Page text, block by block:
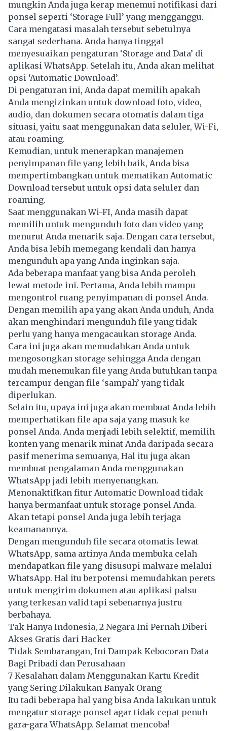
mungkin Anda juga kerap menemui notifikasi dari
ponsel seperti ‘Storage Full’ yang mengganggu.
Cara mengatasi masalah tersebut sebetulnya
sangat sederhana. Anda hanya tinggal
menyesuaikan pengaturan ‘Storage and Data’ di
aplikasi WhatsApp. Setelah itu, Anda akan melihat
opsi ‘Automatic Download’.
Di pengaturan ini, Anda dapat memilih apakah
Anda mengizinkan untuk download foto, video,
audio, dan dokumen secara otomatis dalam tiga
situasi, yaitu saat menggunakan data seluler, Wi-Fi,
atau roaming.
Kemudian, untuk menerapkan manajemen
penyimpanan file yang lebih baik, Anda bisa
mempertimbangkan untuk mematikan Automatic
Download tersebut untuk opsi data seluler dan
roaming.
Saat menggunakan Wi-FI, Anda masih dapat
memilih untuk mengunduh foto dan video yang
menurut Anda menarik saja. Dengan cara tersebut,
Anda bisa lebih memegang kendali dan hanya
mengunduh apa yang Anda inginkan saja.
Ada beberapa manfaat yang bisa Anda peroleh
lewat metode ini. Pertama, Anda lebih mampu
mengontrol ruang penyimpanan di ponsel Anda.
Dengan memilih apa yang akan Anda unduh, Anda
akan menghindari mengunduh file yang tidak
perlu yang hanya mengacaukan storage Anda.
Cara ini juga akan memudahkan Anda untuk
mengosongkan storage sehingga Anda dengan
mudah menemukan file yang Anda butuhkan tanpa
tercampur dengan file ‘sampah’ yang tidak
diperlukan.
Selain itu, upaya ini juga akan membuat Anda lebih
memperhatikan file apa saja yang masuk ke
ponsel Anda. Anda menjadi lebih selektif, memilih
konten yang menarik minat Anda daripada secara
pasif menerima semuanya, Hal itu juga akan
membuat pengalaman Anda menggunakan
WhatsApp jadi lebih menyenangkan.
Menonaktifkan fitur Automatic Download tidak
hanya bermanfaat untuk storage ponsel Anda.
Akan tetapi ponsel Anda juga lebih terjaga
keamanannya.
Dengan mengunduh file secara otomatis lewat
WhatsApp, sama artinya Anda membuka celah
mendapatkan file yang disusupi malware melalui
WhatsApp. Hal itu berpotensi memudahkan perets
untuk mengirim dokumen atau aplikasi palsu
yang terkesan valid tapi sebenarnya justru
berbahaya.
Tak Hanya Indonesia, 2 Negara Ini Pernah Diberi
Akses Gratis dari Hacker
Tidak Sembarangan, Ini Dampak Kebocoran Data
Bagi Pribadi dan Perusahaan
7 Kesalahan dalam Menggunakan Kartu Kredit
yang Sering Dilakukan Banyak Orang
Itu tadi beberapa hal yang bisa Anda lakukan untuk
mengatur storage ponsel agar tidak cepat penuh
gara-gara WhatsApp. Selamat mencoba!